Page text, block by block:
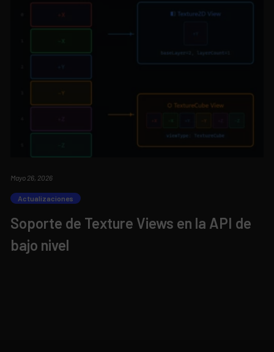
Mayo 26, 2026
Actualizaciones
Soporte de Texture Views en la API de
bajo nivel